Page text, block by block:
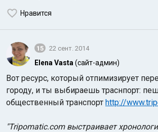
Нравится
15 22 сент. 2014
Elena Vasta (сайт-админ)
Вот ресурс, который отпимизирует
городу, и ты выбираешь траснпорт:
общественный транспорт http://
"Tripomatic.com выстраивает